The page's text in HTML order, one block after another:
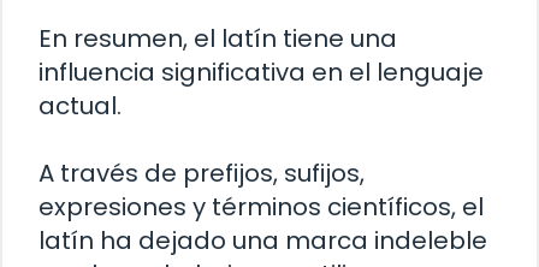
En resumen, el latín tiene una
influencia significativa en el lenguaje
actual.
A través de prefijos, sufijos,
expresiones y términos científicos, el
latín ha dejado una marca indeleble